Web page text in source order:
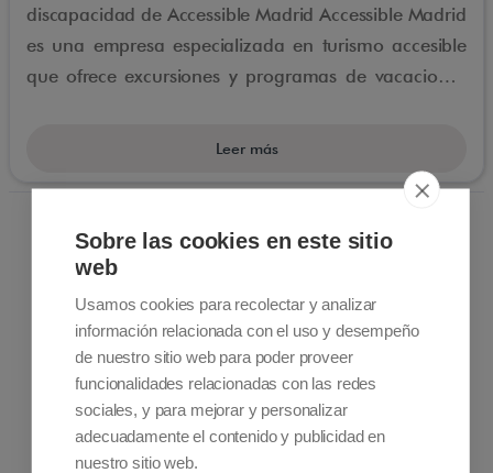
discapacidad de Accessible Madrid Accessible Madrid
es una empresa especializada en turismo accesible
que ofrece excursiones y programas de vacaciones
Leer más
Información de contacto
+34 915 701 682
info@accessiblemadrid.com
Sobre las cookies en este sitio
web
Usamos cookies para recolectar y analizar
información relacionada con el uso y desempeño
de nuestro sitio web para poder proveer
funcionalidades relacionadas con las redes
sociales, y para mejorar y personalizar
adecuadamente el contenido y publicidad en
nuestro sitio web.